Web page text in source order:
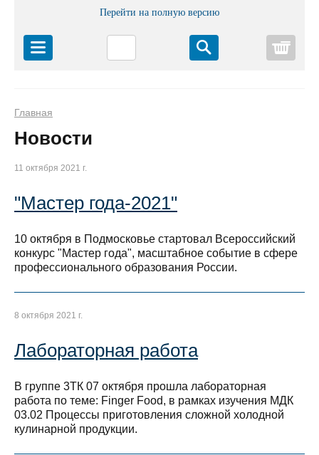
Перейти на полную версию
Главная
Новости
11 октября 2021 г.
"Мастер года-2021"
10 октября в Подмосковье стартовал Всероссийский
конкурс "Мастер года", масштабное событие в сфере
профессионального образования России.
8 октября 2021 г.
Лабораторная работа
В группе 3ТК 07 октября прошла лабораторная
работа по теме: Finger Food, в рамках изучения МДК
03.02 Процессы приготовления сложной холодной
кулинарной продукции.